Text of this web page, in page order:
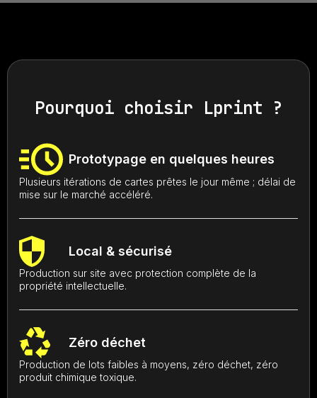
Pourquoi choisir Lprint ?
Prototypage en quelques heures
Plusieurs itérations de cartes prêtes le jour même ; délai de
mise sur le marché accéléré.
Local & sécurisé
Production sur site avec protection complète de la
propriété intellectuelle.
Zéro déchet
Production de lots faibles à moyens, zéro déchet, zéro
produit chimique toxique.